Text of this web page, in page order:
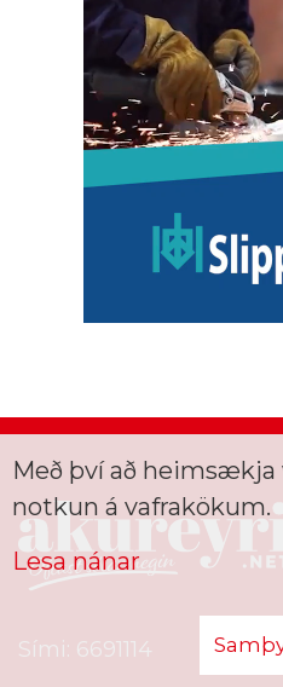
Sími: 6691114
Með því að
notkun á vafrakökum.
Lesa nánar